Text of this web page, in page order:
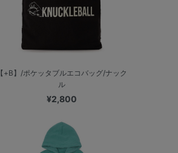
【+B】/ポケッタブルエコバッグ/ナック
ル
¥2,800